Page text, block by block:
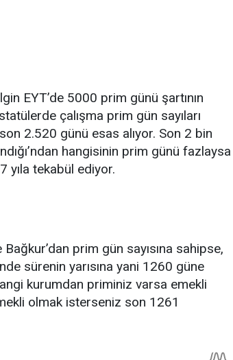
EYT’de 5000 prim günü şartının
çalışma prim gün sayıları
2.520 günü esas alıyor. Son 2 bin
hangisinin prim günü fazlaysa
yıla tekabül ediyor.
prim gün sayısına sahipse,
sürenin yarısına yani 1260 güne
kurumdan priminiz varsa emekli
olmak isterseniz son 1261